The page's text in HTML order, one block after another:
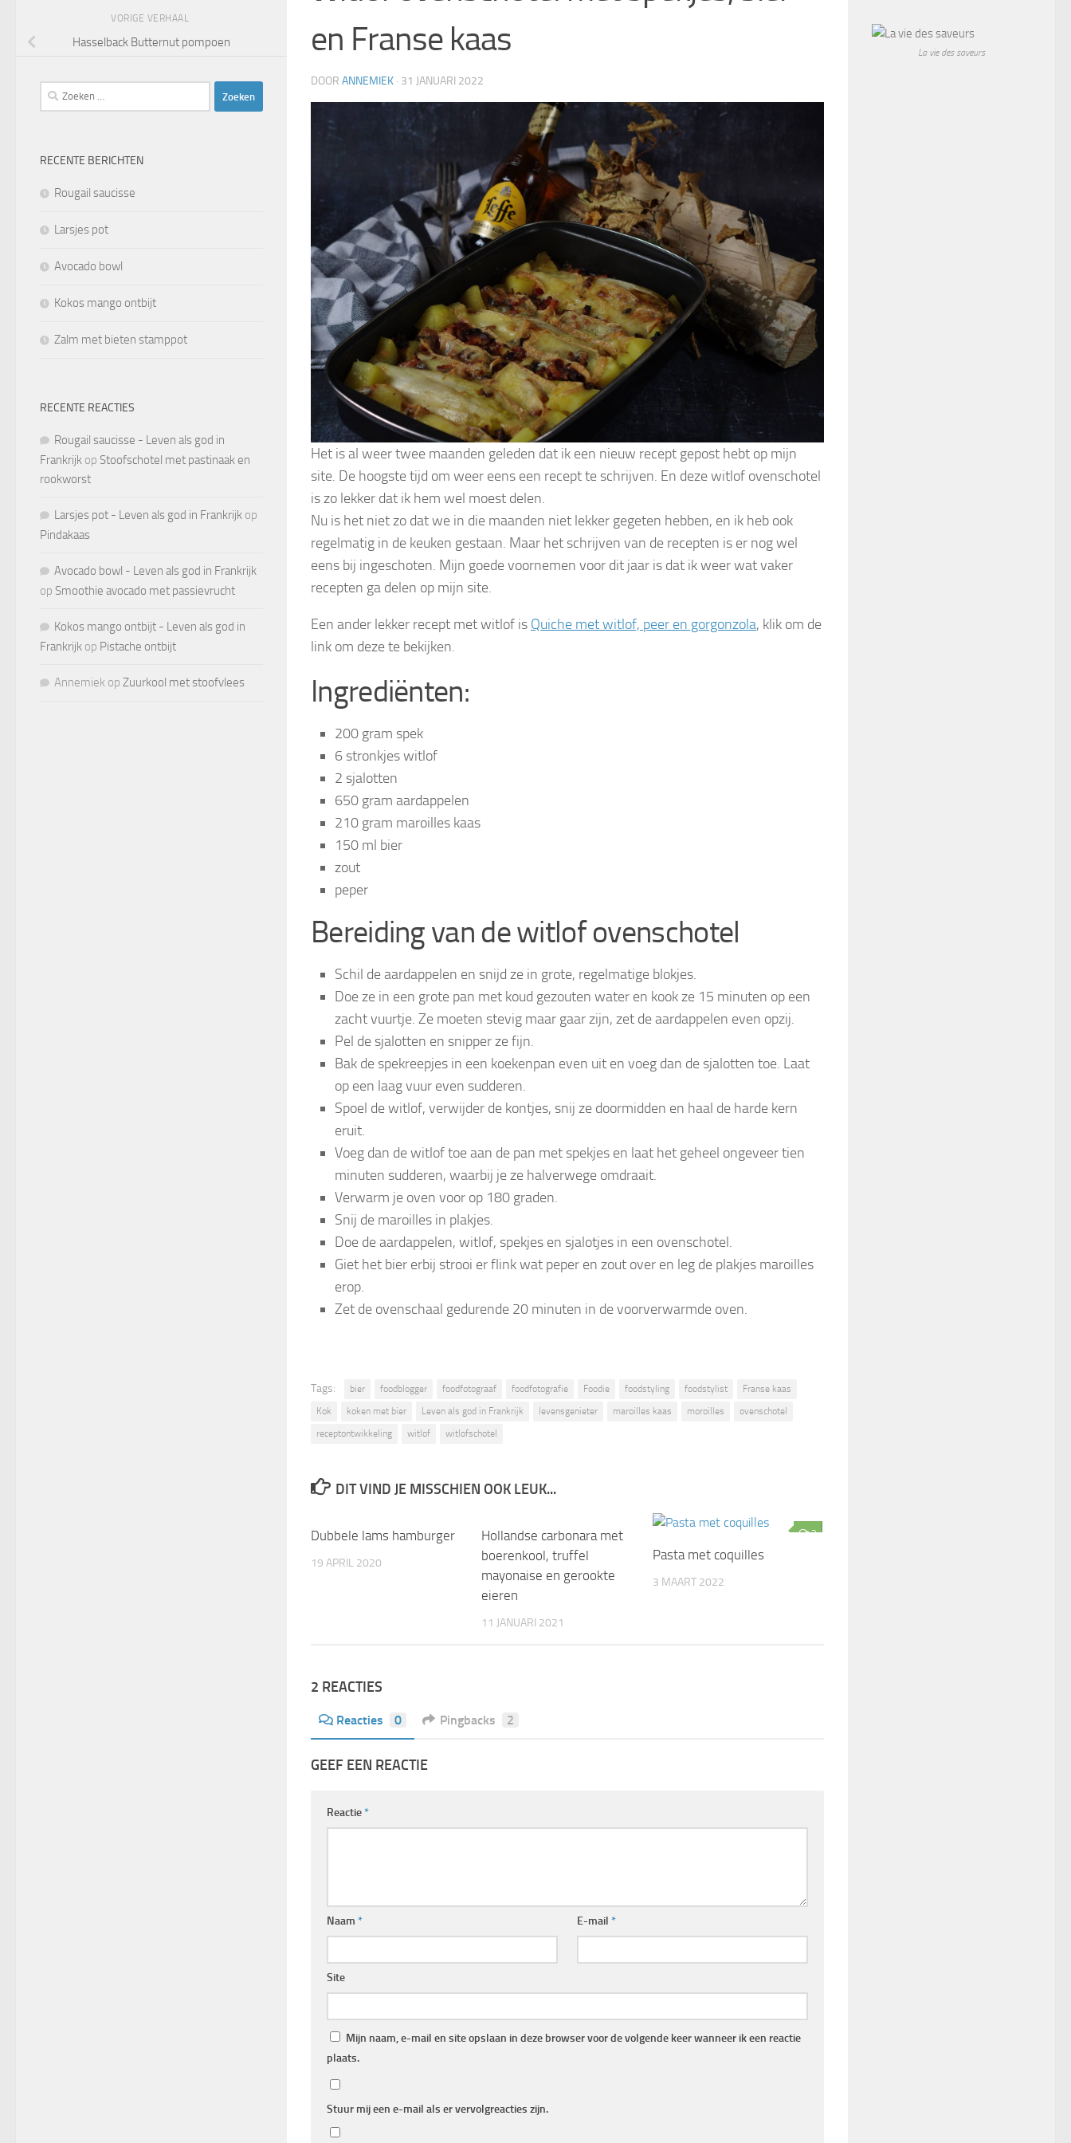
en Franse kaas
DOOR ANNEMIEK · 31 JANUARI 2022
Het is al weer twee maanden geleden dat ik een nieuw recept gepost hebt op mijn
site. De hoogste tijd om weer eens een recept te schrijven. En deze witlof ovenschotel
is zo lekker dat ik hem wel moest delen.
Nu is het niet zo dat we in die maanden niet lekker gegeten hebben, en ik heb ook
regelmatig in de keuken gestaan. Maar het schrijven van de recepten is er nog wel
eens bij ingeschoten. Mijn goede voornemen voor dit jaar is dat ik weer wat vaker
recepten ga delen op mijn site.
Een ander lekker recept met witlof is Quiche met witlof, peer en gorgonzola, klik om de
link om deze te bekijken.
Ingrediënten:
200 gram spek
6 stronkjes witlof
2 sjalotten
650 gram aardappelen
210 gram maroilles kaas
150 ml bier
zout
peper
Bereiding van de witlof ovenschotel
Schil de aardappelen en snijd ze in grote, regelmatige blokjes.
Doe ze in een grote pan met koud gezouten water en kook ze 15 minuten op een
zacht vuurtje. Ze moeten stevig maar gaar zijn, zet de aardappelen even opzij.
Pel de sjalotten en snipper ze fijn.
Bak de spekreepjes in een koekenpan even uit en voeg dan de sjalotten toe. Laat
op een laag vuur even sudderen.
Spoel de witlof, verwijder de kontjes, snij ze doormidden en haal de harde kern
eruit.
Voeg dan de witlof toe aan de pan met spekjes en laat het geheel ongeveer tien
minuten sudderen, waarbij je ze halverwege omdraait.
Verwarm je oven voor op 180 graden.
Snij de maroilles in plakjes.
Doe de aardappelen, witlof, spekjes en sjalotjes in een ovenschotel.
Giet het bier erbij strooi er flink wat peper en zout over en leg de plakjes maroilles
erop.
Zet de ovenschaal gedurende 20 minuten in de voorverwarmde oven.
Tags: bier foodblogger foodfotograaf foodfotografie Foodie foodstyling foodstylist
Franse kaas
Kok
koken met bier Leven als god in Frankrijk levensgenieter maroilles kaas moroilles
ovenschotel
receptontwikkeling
witlof witlofschotel
DIT VIND JE MISSCHIEN OOK LEUK...
Dubbele lams hamburger
19 APRIL 2020
Hollandse carbonara met
boerenkool, truffel
mayonaise en gerookte
eieren
11 JANUARI 2021
2
Pasta met coquilles
3 MAART 2022
2 REACTIES
Reacties 0 Pingbacks 2
GEEF EEN REACTIE
Reactie*
Naam * E-mail*
Site
Mijn naam, e-mail en site opslaan in deze browser voor de volgende keer wanneer ik een reactie
plaats.
Stuur mij een e-mail als er vervolgreacties zijn.
VORIGE VERHAAL
Hasselback Butternut pompoen
Zoeken
naar:
RECENTE BERICHTEN
Rougail saucisse
Larsjes pot
Avocado bowl
Kokos mango ontbijt
Zalm met bieten stamppot
RECENTE REACTIES
Rougail saucisse - Leven als god in
Frankrijk op Stoofschotel met pastinaak en
rookworst
Larsjes pot - Leven als god in Frankrijk op
Pindakaas
Avocado bowl - Leven als god in Frankrijk
op Smoothie avocado met passievrucht
Kokos mango ontbijt - Leven als god in
Frankrijk op Pistache ontbijt
Annemiek op Zuurkool met stoofvlees
La vie des saveurs